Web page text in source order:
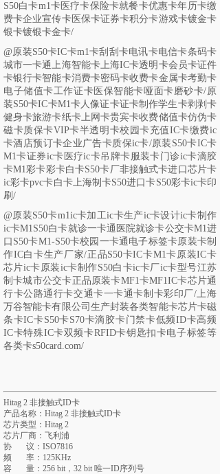
S50白卡m1卡医疗卡保险卡就餐卡优惠卡年历卡缴
费卡企业宣传卡医保卡证券卡积分卡游戏卡镀金卡
银卡镀银卡金卡/
@原装S50卡IC卡m1卡刮刮卡电讯卡电信卡条码卡
城市一卡通上海智能卡上海IC卡透明卡会员卡证件
卡银行卡智能卡消费卡密码卡收费卡金属卡考勤卡
电子储值卡工作证卡医保智能卡哑面卡磨砂卡/原
装S50卡IC卡M1卡人像证卡证卡制作学生卡剥剥卡
健身卡旅游卡纸卡上网卡贵宾卡收费储值卡仿伪卡
磁卡质保卡VIP卡半透明卡校园卡充值IC卡缴费ic
卡酒店预订卡企业广告卡质保ic卡/原装S50卡IC卡
M1卡证券ic卡医疗ic卡吊牌卡服装卡门诊ic卡滴胶
卡M1彩卡彩卡白卡S50卡厂非接触式卡进口芯片卡
ic彩卡pvc卡白卡上海制卡S50进口卡S50彩卡ic卡印
刷/
@原装S50卡m1ic卡加工ic卡生产ic卡设计ic卡制作
ic卡M1S50白卡就诊一卡通医院就诊卡公交卡M1进
口S50卡M1-S50卡校园一卡通电子标签卡原装卡制
作IC白卡生产厂家/正品S50卡IC卡M1卡原装IC卡
芯片ic卡原装ic卡制作S50白卡ic卡厂ic卡型号江苏
制卡城市公交卡正品原装卡MF1卡MF1IC卡芯片通
行卡公路通行卡交通卡一卡通卡制卡彩印厂/上海
万谷智能卡有限公司生产封装各类智能卡芯片卡磁
条卡IC卡S50卡S70卡滴胶卡门禁卡低频ID卡高频
IC卡特殊IC卡双频卡RFID卡钥匙扣卡电子标签等
各类卡s50card.com/
Hitag 2 非接触式ID卡
产品名称：Hitag 2 非接触式ID卡
芯片类型：Hitag 2
芯片厂商：飞利浦
协 议：ISO7816
频 率：125KHz
容 量：256 bit，32 bit 唯一ID序列号